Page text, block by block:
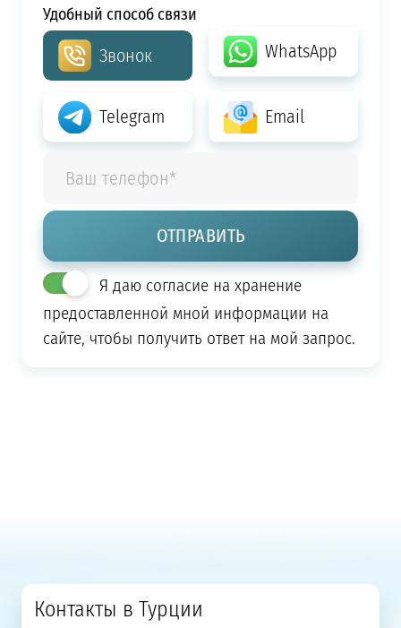
Удобный способ связи
Звонок WhatsApp
Telegram Email
Я даю согласие на хранение
предоставленной мной информации на
сайте, чтобы получить ответ на мой запрос.
Контакты в Турции